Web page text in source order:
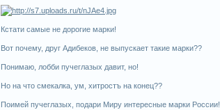
Кстати самые не дорогие марки!
Вот почему, друг Адибеков, не выпускает такие марки??
Понимаю, лобби пучеглазых давит, но!
Но на что смекалка, ум, хитростъ на конец??
Поимей пучеглазых, подари Миру интересные марки России!